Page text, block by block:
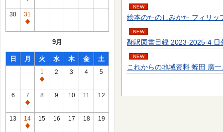
館
日
常
休
館
30
31
通
館
日
9月
日 月 火 水 木 金 土
1
通
常
館
2 3 4 5
6
7
通
常
休
8 9 10 11 12
13
14
通
15 16 17 18 19
NEW
絵本のたのしみかた フィリ
NEW
翻訳図書目録 2023-2025-4
NEW
これからの地域資料 蛭田 廣